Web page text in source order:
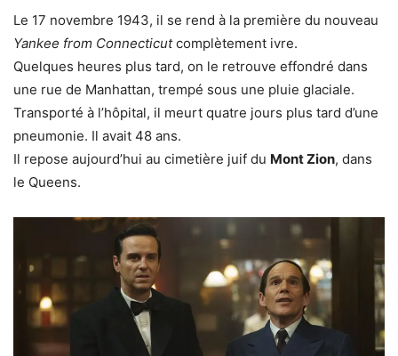
Le 17 novembre 1943, il se rend à la première du nouveau
Yankee from Connecticutcomplètement ivre.
Quelques heures plus tard, on le retrouve effondré dans
une rue de Manhattan, trempé sous une pluie glaciale.
Transporté à l’hôpital, il meurt quatre jours plus tard d’une
pneumonie. Il avait 48 ans.
Il repose aujourd’hui au cimetière juif du Mont Zion, dans
le Queens.